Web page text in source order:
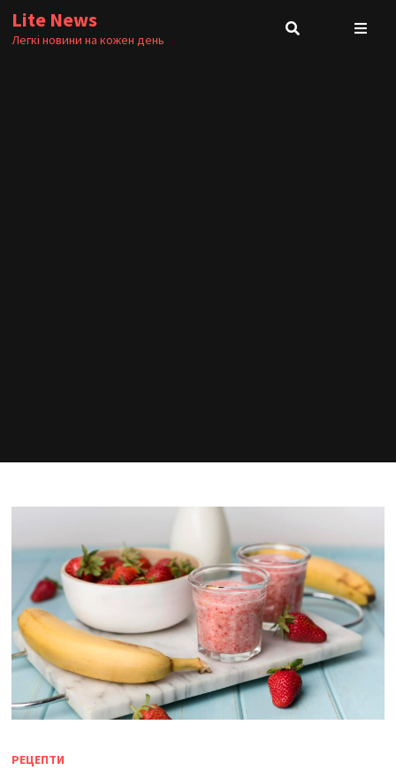
Skip
to
Lite News
Легкі новини на кожен день
РЕЦЕПТИ